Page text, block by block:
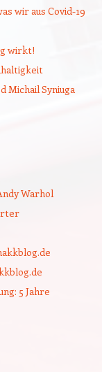
wir aus Covid-19
wirkt!
Michail Syniuga
Warhol
5 Jahre